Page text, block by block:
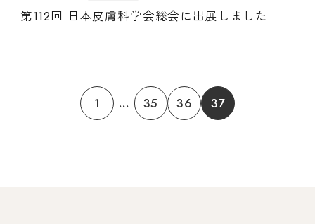
第112回 日本皮膚科学会総会に出展しました
1 ... 35 36 37